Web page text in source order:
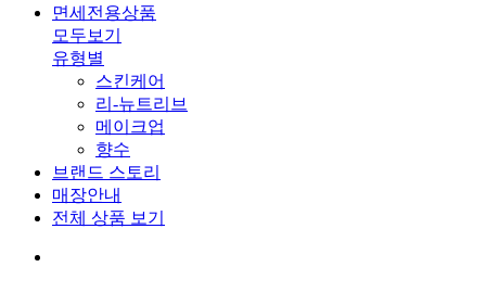
면세전용상품
모두보기
유형별
스킨케어
리-뉴트리브
메이크업
향수
브랜드 스토리
매장안내
전체 상품 보기